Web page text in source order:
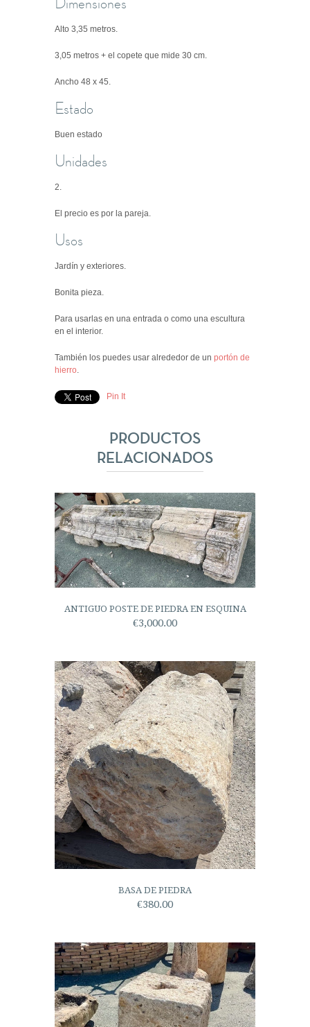
Alto 3,35 metros.
3,05 metros + el copete que mide 30 cm.
Ancho 48 x 45.
Estado
Buen estado
Unidades
2.
El precio es por la pareja.
Usos
Jardín y exteriores.
Bonita pieza.
Para usarlas en una entrada o como una escultura
en el interior.
También los puedes usar alrededor de un portón de
hierro
Pin It
PRODUCTOS
RELACIONADOS
ANTIGUO POSTE DE PIEDRA EN ESQUINA
€3,000.00
BASA DE PIEDRA
€380.00